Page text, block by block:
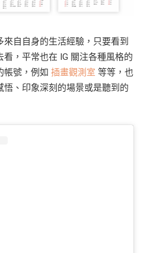
自自身的生活經驗，只要看到
，平常也在 IG 關注各種風格的
帳號，例如 插畫觀測室 等等，也
、印象深刻的場景或是聽到的